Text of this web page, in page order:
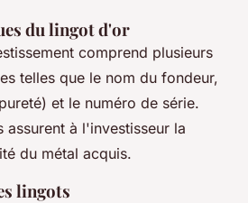
du lingot d'or
comprend plusieurs
telles que le nom du fondeur,
et le numéro de série.
assurent à l'investisseur la
du métal acquis.
lingots